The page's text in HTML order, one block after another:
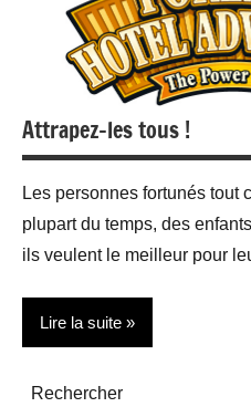
Attrapez-les tous !
Les personnes fortunés tout
plupart du temps, des
ils veulent le meilleur pour
Lire la suite
Evenements
Rechercher